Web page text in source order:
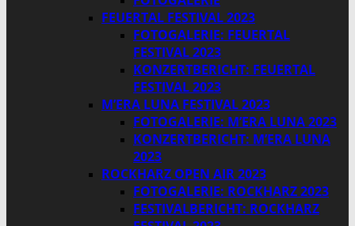
FEUERTAL FESTIVAL 2023
FOTOGALERIE: FEUERTAL
FESTIVAL 2023
KONZERTBERICHT: FEUERTAL
FESTIVAL 2023
M’ERA LUNA FESTIVAL 2023
FOTOGALERIE: M’ERA LUNA 2023
KONZERTBERICHT: M’ERA LUNA
2023
ROCKHARZ OPEN AIR 2023
FOTOGALERIE: ROCKHARZ 2023
FESTIVALBERICHT: ROCKHARZ